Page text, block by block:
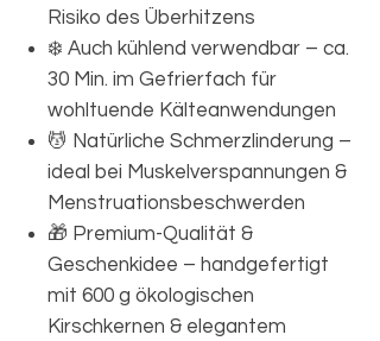
Risiko des Überhitzens
❄️ Auch kühlend verwendbar – ca.
30 Min. im Gefrierfach für
wohltuende Kälteanwendungen
💆 Natürliche Schmerzlinderung –
ideal bei Muskelverspannungen &
Menstruationsbeschwerden
🎁 Premium-Qualität &
Geschenkidee – handgefertigt
mit 600 g ökologischen
Kirschkernen & elegantem